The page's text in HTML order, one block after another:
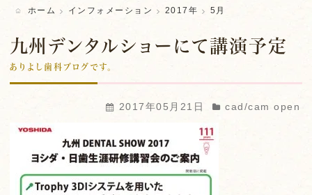
ホーム インフォメーション 2017年 5月
九州デンタルショーにて講演予定
ありよし歯科ブログです。
2017年05月21日 cad/cam open